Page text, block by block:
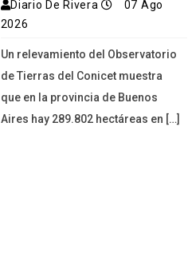
Diario De Rivera
07 Ago
2026
Un relevamiento del Observatorio
de Tierras del Conicet muestra
que en la provincia de Buenos
Aires hay 289.802 hectáreas en […]